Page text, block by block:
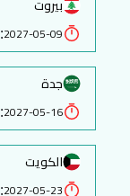
بيروت
2027-05-09
:
جدة
2027-05-16
:
الكويت
2027-05-23
: